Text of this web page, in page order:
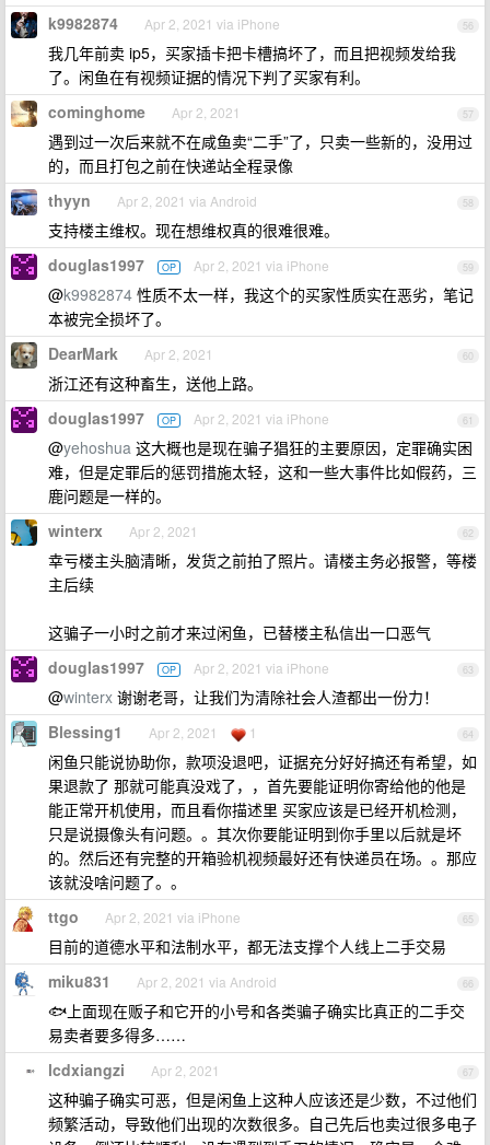
56
k9982874 Apr 2, 2021 via iPhone
我几年前卖 ip5，买家插卡把卡槽搞坏了，而且把视频发给我
了。闲鱼在有视频证据的情况下判了买家有利。
57
cominghome Apr 2, 2021
遇到过一次后来就不在咸鱼卖“二手”了，只卖一些新的，没用过
的，而且打包之前在快递站全程录像
58
thyyn Apr 2, 2021 via Android
支持楼主维权。现在想维权真的很难很难。
59
douglas1997 OP Apr 2, 2021 via iPhone
@k9982874 性质不太一样，我这个的买家性质实在恶劣，笔记
本被完全损坏了。
60
DearMark Apr 2, 2021
浙江还有这种畜生，送他上路。
61
douglas1997 OP Apr 2, 2021 via iPhone
@yehoshua 这大概也是现在骗子猖狂的主要原因，定罪确实困
难，但是定罪后的惩罚措施太轻，这和一些大事件比如假药，三
鹿问题是一样的。
62
winterx Apr 2, 2021
幸亏楼主头脑清晰，发货之前拍了照片。请楼主务必报警，等楼
主后续
这骗子一小时之前才来过闲鱼，已替楼主私信出一口恶气
63
douglas1997 OP Apr 2, 2021 via iPhone
@winterx 谢谢老哥，让我们为清除社会人渣都出一份力！
64
Blessing1 Apr 2, 2021 1
闲鱼只能说协助你，款项没退吧，证据充分好好搞还有希望，如
果退款了 那就可能真没戏了，，首先要能证明你寄给他的他是
能正常开机使用，而且看你描述里 买家应该是已经开机检测，
只是说摄像头有问题。。其次你要能证明到你手里以后就是坏
的。然后还有完整的开箱验机视频最好还有快递员在场。。那应
该就没啥问题了。。
65
ttgo Apr 2, 2021 via iPhone
目前的道德水平和法制水平，都无法支撑个人线上二手交易
66
miku831 Apr 2, 2021 via Android
🐟上面现在贩子和它开的小号和各类骗子确实比真正的二手交
易卖者要多得多……
67
lcdxiangzi Apr 2, 2021
这种骗子确实可恶，但是闲鱼上这种人应该还是少数，不过他们
频繁活动，导致他们出现的次数很多。自己先后也卖过很多电子